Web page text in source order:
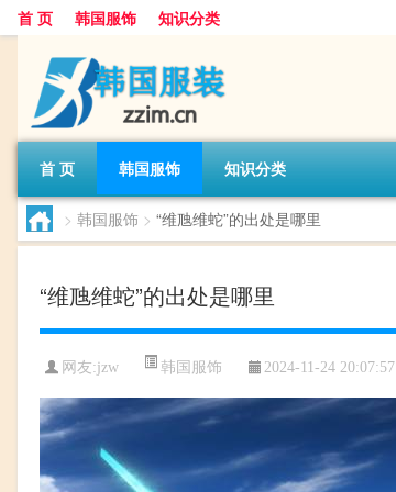
首 页 韩国服饰 知识分类
首 页 韩国服饰 知识分类
> 韩国服饰 > “维虺维蛇”的出处是哪里
“维虺维蛇”的出处是哪里
网友:jzw 韩国服饰 2024-11-24 20:07:57